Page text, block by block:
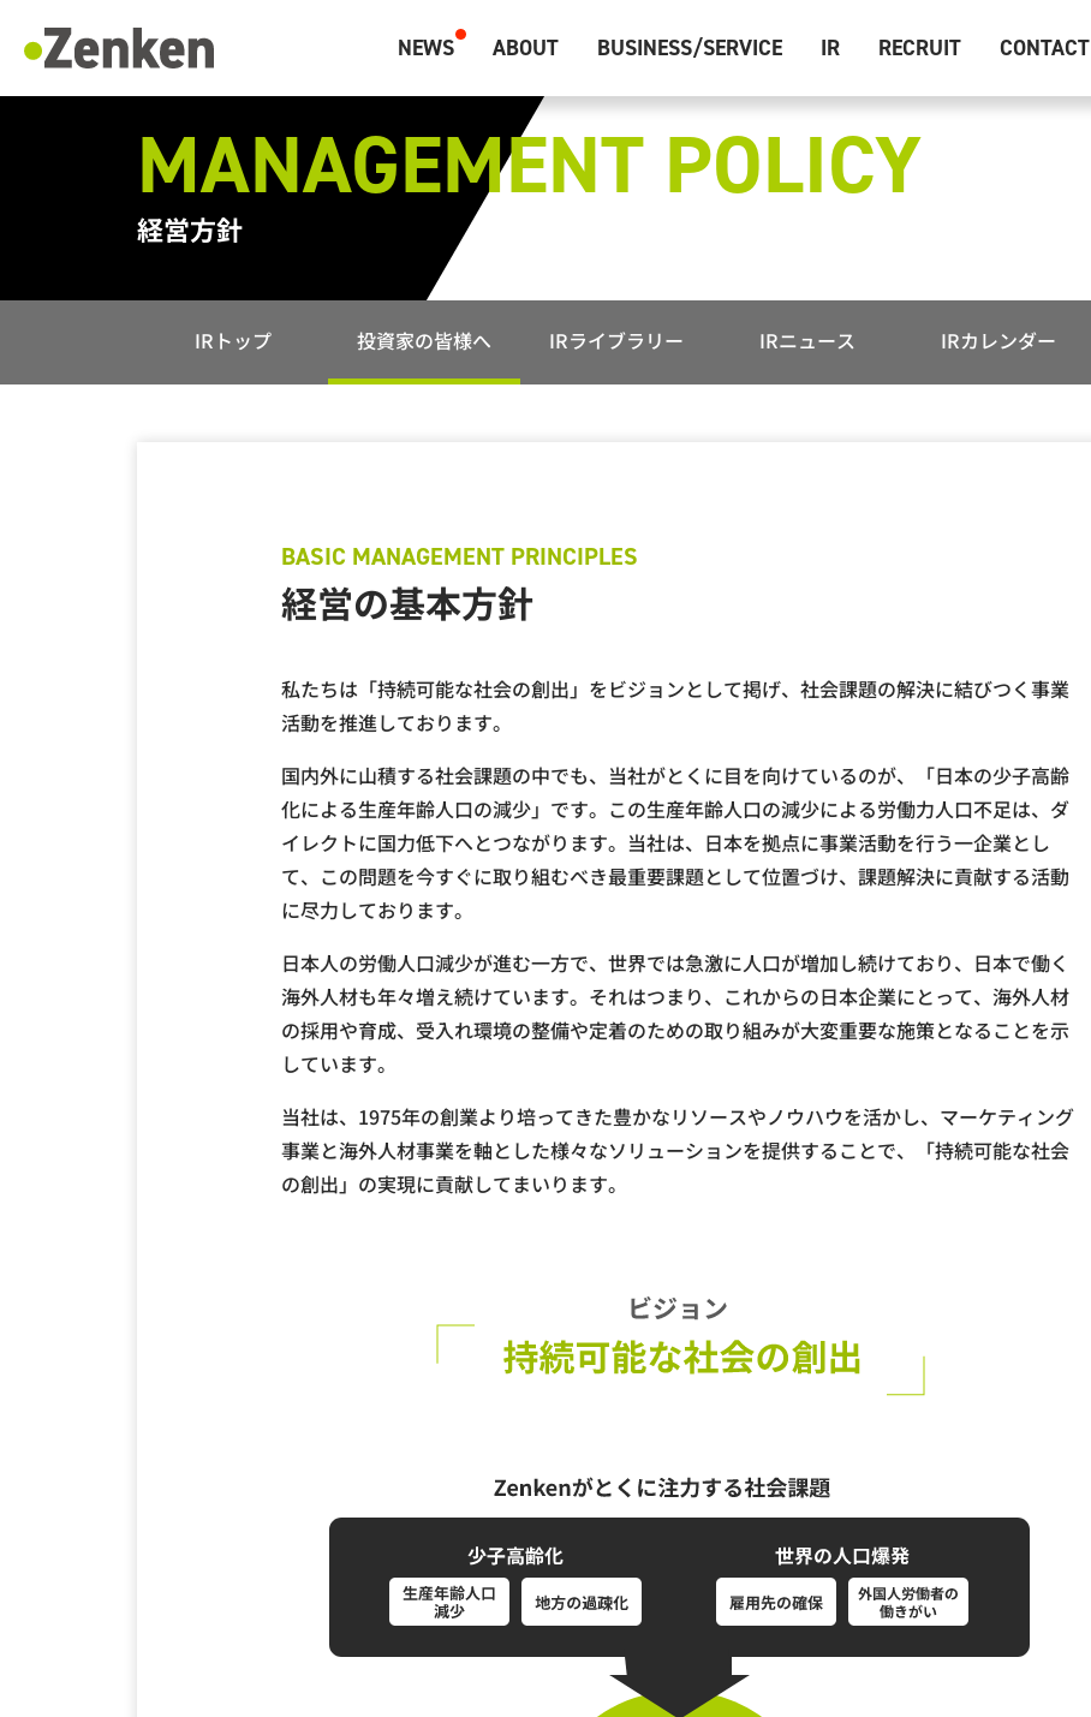
メインコンテンツにスキップ
NEWS ABOUT BUSINESS/SERVICE IR RECRUIT CONTACT
MANAGEMENT POLICY
経営方針
IRトップ 投資家の皆様へ IRライブラリー IRニュース IRカレンダー
経営の基本方針
私たちは「持続可能な社会の創出」をビジョンとして掲げ、社会課題の解決に結びつく事業
活動を推進しております。
国内外に山積する社会課題の中でも、当社がとくに目を向けているのが、「日本の少子高齢
化による生産年齢人口の減少」です。この生産年齢人口の減少による労働力人口不足は、ダ
イレクトに国力低下へとつながります。当社は、日本を拠点に事業活動を行う一企業とし
て、この問題を今すぐに取り組むべき最重要課題として位置づけ、課題解決に貢献する活動
に尽力しております。
日本人の労働人口減少が進む一方で、世界では急激に人口が増加し続けており、日本で働く
海外人材も年々増え続けています。それはつまり、これからの日本企業にとって、海外人材
の採用や育成、受入れ環境の整備や定着のための取り組みが大変重要な施策となることを示
しています。
当社は、1975年の創業より培ってきた豊かなリソースやノウハウを活かし、マーケティング
事業と海外人材事業を軸とした様々なソリューションを提供することで、「持続可能な社会
の創出」の実現に貢献してまいります。